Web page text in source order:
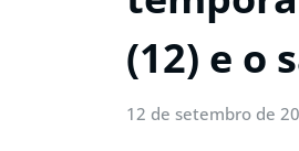
(12) e o
12 de setembro de